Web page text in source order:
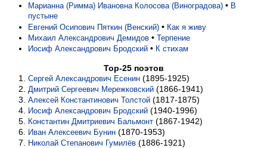
Марианна (Римма) Ивановна Колосова (Виноградова) • В
пустыне
Евгений Осипович Пяткин (Венский) • Как я живу
Михаил Александрович Демидов • Терпение
Иосиф Александрович Бродский • К стихам
Top-25 поэтов
Сергей Александрович Есенин (1895-1925)
Дмитрий Сергеевич Мережковский (1866-1941)
Алексей Константинович Толстой (1817-1875)
Иосиф Александрович Бродский (1940-1996)
Константин Дмитриевич Бальмонт (1867-1942)
Иван Алексеевич Бунин (1870-1953)
Николай Степанович Гумилёв (1886-1921)